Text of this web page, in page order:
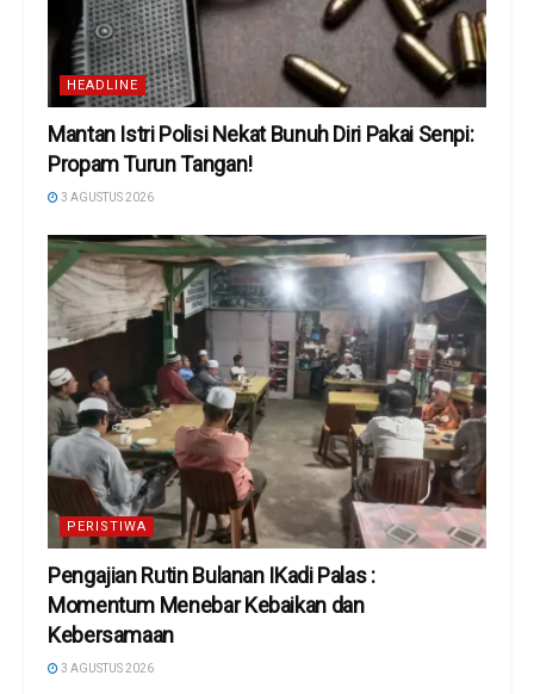
HEADLINE
Mantan Istri Polisi Nekat Bunuh Diri Pakai Senpi:
Propam Turun Tangan!
3 AGUSTUS 2026
PERISTIWA
Pengajian Rutin Bulanan IKadi Palas :
Momentum Menebar Kebaikan dan
Kebersamaan
3 AGUSTUS 2026